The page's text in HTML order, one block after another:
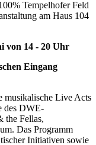
Tempelhofer Feld
am Haus 104
von 14 - 20 Uhr
Eingang
musikalische Live Acts
des DWE-
the Fellas,
Das Programm
Initiativen sowie